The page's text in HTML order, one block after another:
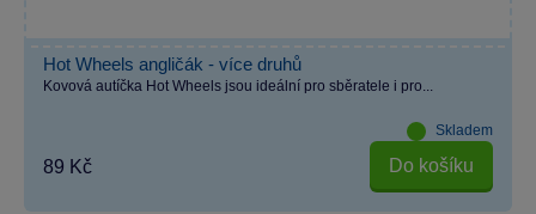
Hot Wheels angličák - více druhů
Kovová autíčka Hot Wheels jsou ideální pro sběratele i pro...
Skladem
89 Kč Do košíku